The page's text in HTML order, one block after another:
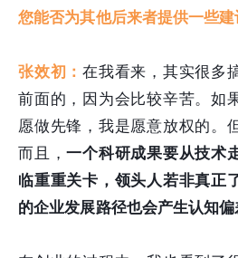
您能否为其他后来者提供一些建
张效初：在我看来，其实很多
前面的，因为会比较辛苦。如
愿做先锋，我是愿意放权的。
而且，一个科研成果要从技术
临重重关卡，领头人若非真正
的企业发展路径也会产生认知偏